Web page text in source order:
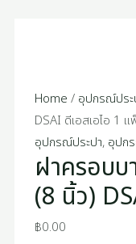
Home / อุปกรณ์ประ
DSAI ดีเอสเอไอ 1 เ
อุปกรณ์ประปา, อุปก
ฝาครอบบ
(8 นิ้ว)
฿0.00
เอ
ส
เอไอ
1
เเพ็ค
quantity